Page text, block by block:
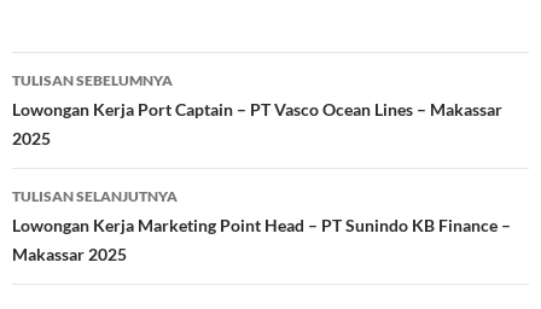
Navigasi
Tulisan
TULISAN SEBELUMNYA
Lowongan Kerja Port Captain – PT Vasco Ocean Lines – Makassar
2025
TULISAN SELANJUTNYA
Lowongan Kerja Marketing Point Head – PT Sunindo KB Finance –
Makassar 2025